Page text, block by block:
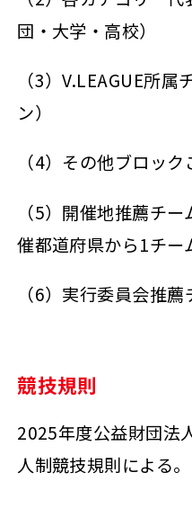
団・大学・高校）
（3）V.LEAGUE所
ン）
（4）その他ブロッ
（5）開催地推薦チ
催都道府県から1チー
（6）実行委員会推薦
競技規則
2025年度公益財団法
人制競技規則による。